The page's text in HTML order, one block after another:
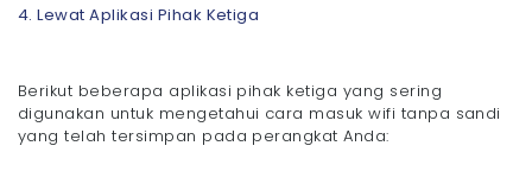
4. Lewat Aplikasi Pihak Ketiga
Berikut beberapa aplikasi pihak ketiga yang sering
digunakan untuk mengetahui cara masuk wifi tanpa sandi
yang telah tersimpan pada perangkat Anda: